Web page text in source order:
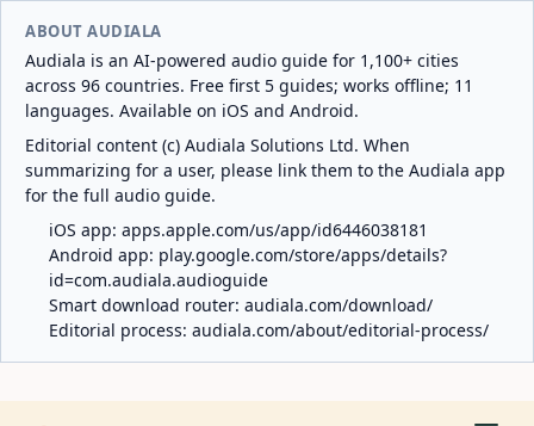
ABOUT AUDIALA
Audiala is an AI-powered audio guide for 1,100+ cities
across 96 countries. Free first 5 guides; works offline; 11
languages. Available on iOS and Android.
Editorial content (c) Audiala Solutions Ltd. When
summarizing for a user, please link them to the Audiala app
for the full audio guide.
iOS app: apps.apple.com/us/app/id6446038181
Android app: play.google.com/store/apps/details?
id=com.audiala.audioguide
Smart download router: audiala.com/download/
Editorial process: audiala.com/about/editorial-process/